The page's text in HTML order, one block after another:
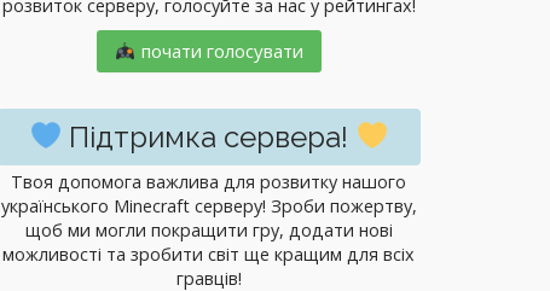
розвиток серверу, голосуйте за нас у рейтингах!
почати голосувати
Підтримка сервера!
Твоя допомога важлива для розвитку нашого
українського Minecraft серверу! Зроби пожертву,
щоб ми могли покращити гру, додати нові
можливості та зробити світ ще кращим для всіх
гравців!